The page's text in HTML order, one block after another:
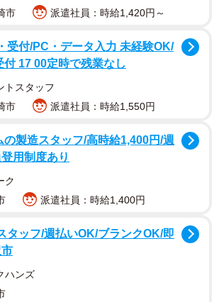
校進学のころからぎくしゃくしだし、
暮らしをするころには、妹から無視さ
ったのです。
取られることが増え居心地も悪く感じ
、いつも笑顔で迎えてくれる両親に対
た感謝の気持ちは変わりません。
市
派遣社員：時給1,420円～
受付/PC・データ入力 未経験OK/
付 17 00定時で残業なし
トスタッフ
市
派遣社員：時給1,550円
の製造スタッフ/高時給1,400円/週
用制度あり
ク
派遣社員：時給1,400円
タッフ/週払いOK/ブランクOK/即
ハンズ